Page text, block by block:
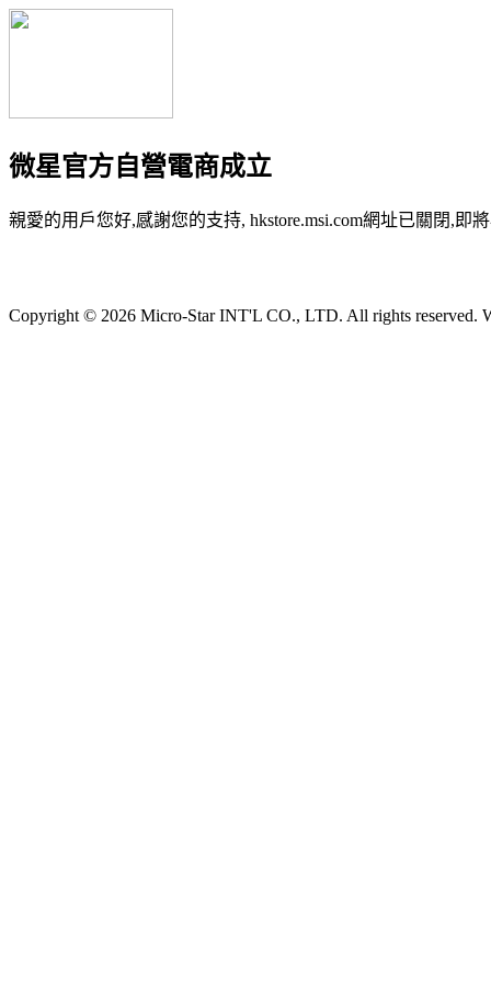
微星官方自營電商成立
親愛的用戶您好,感謝您的支持, hkstore.msi.com網址已關閉,即
Copyright © 2026 Micro-Star INT'L CO., LTD. All rights reserved.